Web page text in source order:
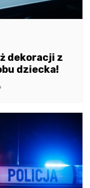
dekoracji z
dziecka!